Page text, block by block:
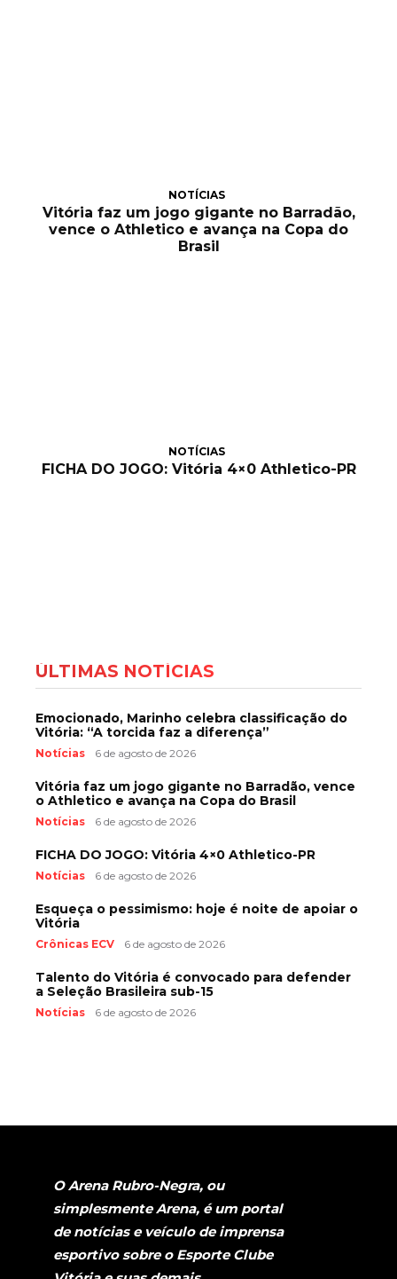
NOTÍCIAS
Vitória faz um jogo gigante no Barradão,
vence o Athletico e avança na Copa do
Brasil
NOTÍCIAS
FICHA DO JOGO: Vitória 4×0 Athletico-PR
ÚLTIMAS NOTÍCIAS
Emocionado, Marinho celebra classificação do
Vitória: “A torcida faz a diferença”
Notícias 6 de agosto de 2026
Vitória faz um jogo gigante no Barradão, vence
o Athletico e avança na Copa do Brasil
Notícias 6 de agosto de 2026
FICHA DO JOGO: Vitória 4×0 Athletico-PR
Notícias 6 de agosto de 2026
Esqueça o pessimismo: hoje é noite de apoiar o
Vitória
Crônicas ECV 6 de agosto de 2026
Talento do Vitória é convocado para defender
a Seleção Brasileira sub-15
Notícias 6 de agosto de 2026
O Arena Rubro-Negra, ou
simplesmente Arena, é um portal
de notícias e veículo de imprensa
esportivo sobre o Esporte Clube